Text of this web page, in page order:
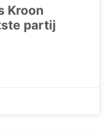
Kroon
partij